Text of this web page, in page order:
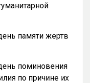
памяти жертв
поминовения
по причине их